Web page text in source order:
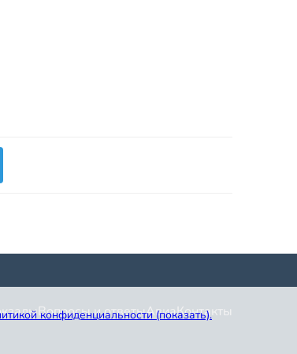
Вопросы и ответыАвиаКонтакты
конфиденциальности (показать).